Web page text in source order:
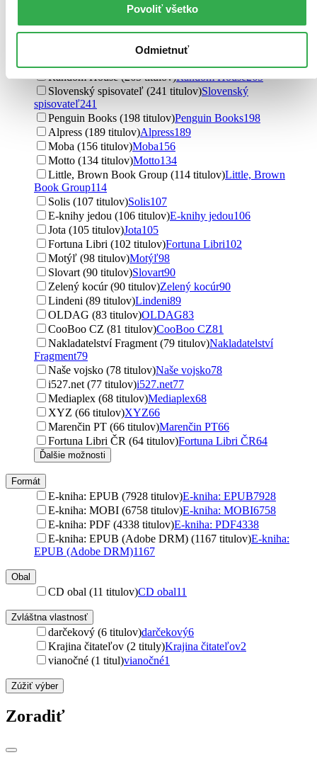
Povoliť všetko
Odmietnuť
HarperCollins (713 titulov)HarperCollins
Ikar CZ (464 titulov)Ikar CZ464
Red384
Random House (265 titulov)Random House265
Slovenský spisovateľ (241 titulov)Slovenský
spisovateľ241
Penguin Books (198 titulov)Penguin Books198
Alpress (189 titulov)Alpress189
Moba (156 titulov)Moba156
Motto (134 titulov)Motto134
Little, Brown Book Group (114 titulov)Little, Brown
Book Group114
Solis (107 titulov)Solis107
E-knihy jedou (106 titulov)E-knihy jedou106
Jota (105 titulov)Jota105
Fortuna Libri (102 titulov)Fortuna Libri102
Motýľ (98 titulov)Motýľ98
Slovart (90 titulov)Slovart90
Zelený kocúr (90 titulov)Zelený kocúr90
Lindeni (89 titulov)Lindeni89
OLDAG (83 titulov)OLDAG83
CooBoo CZ (81 titulov)CooBoo CZ81
Nakladatelství Fragment (79 titulov)Nakladatelství
Fragment79
Naše vojsko (78 titulov)Naše vojsko78
i527.net (77 titulov)i527.net77
Mediaplex (68 titulov)Mediaplex68
XYZ (66 titulov)XYZ66
Marenčin PT (66 titulov)Marenčin PT66
Fortuna Libri ČR (64 titulov)Fortuna Libri ČR64
Ďalšie možnosti
Formát
E-kniha: EPUB (7928 titulov)E-kniha: EPUB7928
E-kniha: MOBI (6758 titulov)E-kniha: MOBI6758
E-kniha: PDF (4338 titulov)E-kniha: PDF4338
E-kniha: EPUB (Adobe DRM) (1167 titulov)E-kniha:
EPUB (Adobe DRM)1167
Obal
CD obal (11 titulov)CD obal11
Zvláštna vlastnosť
darčekový (6 titulov)darčekový6
Krajina čitateľov (2 tituly)Krajina čitateľov2
vianočné (1 titul)vianočné1
Zúžiť výber
Zoradiť